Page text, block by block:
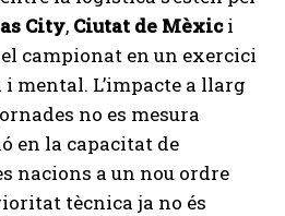
City, Ciutat de Mèxici
campionat en un exercici
mental. L’impacte a llarg
no es mesura
en la capacitat de
nacions a un nou ordre
tècnica ja no és